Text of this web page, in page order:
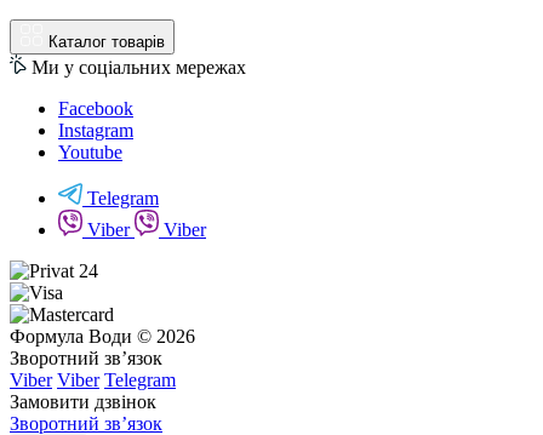
Каталог товарів
Ми у соціальних мережах
Facebook
Instagram
Youtube
Telegram
Viber
Viber
Формула Води © 2026
Зворотний зв’язок
Viber Viber Telegram
Замовити дзвінок
Зворотний зв’язок